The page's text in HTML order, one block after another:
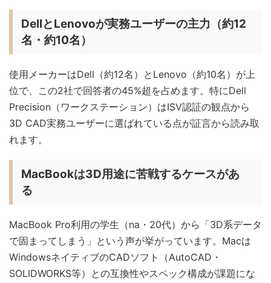
DellとLenovoが実務ユーザーの主力（約12
名・約10名）
使用メーカーはDell（約12名）とLenovo（約10名）が上
位で、この2社で回答者の45%超を占めます。特にDell
Precision（ワークステーション）はISV認証の観点から
3D CAD実務ユーザーに選ばれている点が証言から読み取
れます。
MacBookは3D用途に苦戦するケースがあ
る
MacBook Pro利用の学生（na・20代）から「3D系データ
で固まってしまう」という声が挙がっています。Macは
WindowsネイティブのCADソフト（AutoCAD・
SOLIDWORKS等）との互換性やスペック構成が課題にな